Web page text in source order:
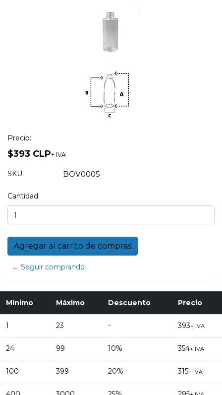
Precio:
$393 CLP+ IVA
SKU: BOV0005
Cantidad:
← Seguir comprando
Mínimo Máximo Descuento Precio
1 23 - 393+ IVA
24 99 10% 354+ IVA
100 399 20% 315+ IVA